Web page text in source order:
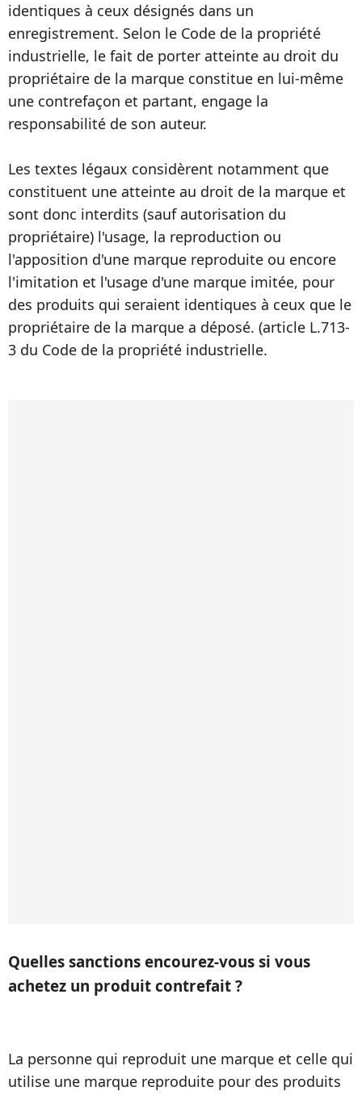
identiques à ceux désignés dans un
enregistrement. Selon le Code de la propriété
industrielle, le fait de porter atteinte au droit du
propriétaire de la marque constitue en lui-même
une contrefaçon et partant, engage la
responsabilité de son auteur.
Les textes légaux considèrent notamment que
constituent une atteinte au droit de la marque et
sont donc interdits (sauf autorisation du
propriétaire) l'usage, la reproduction ou
l'apposition d'une marque reproduite ou encore
l'imitation et l'usage d'une marque imitée, pour
des produits qui seraient identiques à ceux que le
propriétaire de la marque a déposé. (article L.713-
3 du Code de la propriété industrielle.
Quelles sanctions encourez-vous si vous
achetez un produit contrefait ?
La personne qui reproduit une marque et celle qui
utilise une marque reproduite pour des produits